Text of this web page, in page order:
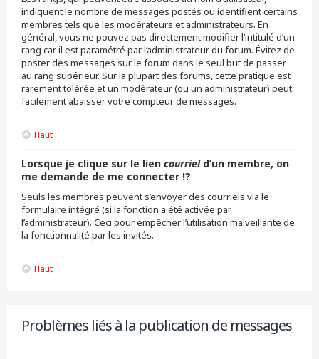
indiquent le nombre de messages postés ou identifient certains
membres tels que les modérateurs et administrateurs. En
général, vous ne pouvez pas directement modifier l’intitulé d’un
rang car il est paramétré par l’administrateur du forum. Évitez de
poster des messages sur le forum dans le seul but de passer
au rang supérieur. Sur la plupart des forums, cette pratique est
rarement tolérée et un modérateur (ou un administrateur) peut
facilement abaisser votre compteur de messages.
Haut
Lorsque je clique sur le lien courrield’un membre, on
me demande de me connecter !?
Seuls les membres peuvent s’envoyer des courriels via le
formulaire intégré (si la fonction a été activée par
l’administrateur). Ceci pour empêcher l’utilisation malveillante de
la fonctionnalité par les invités.
Haut
Problèmes liés à la publication de messages